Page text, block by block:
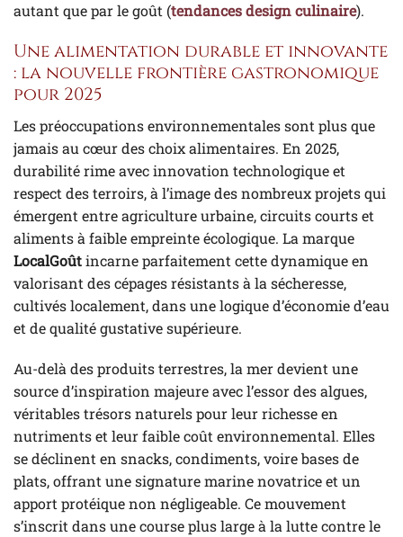
autant que par le goût (tendances design culinaire).
Une alimentation durable et innovante
: la nouvelle frontière gastronomique
pour 2025
Les préoccupations environnementales sont plus que
jamais au cœur des choix alimentaires. En 2025,
durabilité rime avec innovation technologique et
respect des terroirs, à l’image des nombreux projets qui
émergent entre agriculture urbaine, circuits courts et
aliments à faible empreinte écologique. La marque
LocalGoûtincarne parfaitement cette dynamique en
valorisant des cépages résistants à la sécheresse,
cultivés localement, dans une logique d’économie d’eau
et de qualité gustative supérieure.
Au-delà des produits terrestres, la mer devient une
source d’inspiration majeure avec l’essor des algues,
véritables trésors naturels pour leur richesse en
nutriments et leur faible coût environnemental. Elles
se déclinent en snacks, condiments, voire bases de
plats, offrant une signature marine novatrice et un
apport protéique non négligeable. Ce mouvement
s’inscrit dans une course plus large à la lutte contre le